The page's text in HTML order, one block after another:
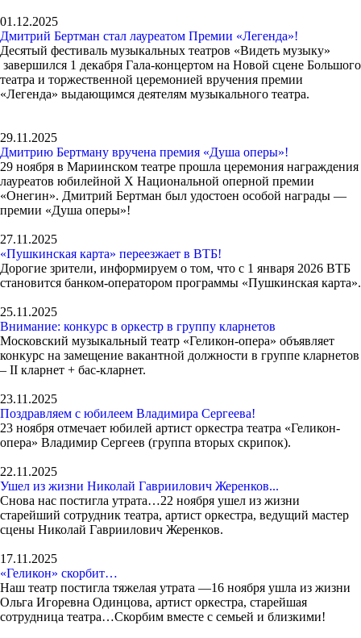
01.12.2025
Дмитрий Бертман стал лауреатом Премии «Легенда»!
Десятый фестиваль музыкальных театров «Видеть музыку»
завершился 1 декабря Гала-концертом на Новой сцене Большого
театра и торжественной церемонией вручения премии
«Легенда» выдающимся деятелям музыкального театра.
29.11.2025
Дмитрию Бертману вручена премия «Душа оперы»!
29 ноября в Мариинском театре прошла церемония награждения
лауреатов юбилейной Х Национальной оперной премии
«Онегин». Дмитрий Бертман был удостоен особой награды —
премии «Душа оперы»!
27.11.2025
«Пушкинская карта» переезжает в ВТБ!
Дорогие зрители, информируем о том, что с 1 января 2026 ВТБ
становится банком-оператором программы «Пушкинская карта».
25.11.2025
Внимание: конкурс в оркестр в группу кларнетов
Московский музыкальный театр «Геликон-опера» объявляет
конкурс на замещение вакантной должности в группе кларнетов
– II кларнет + бас-кларнет.
23.11.2025
Поздравляем с юбилеем Владимира Сергеева!
23 ноября отмечает юбилей артист оркестра театра «Геликон-
опера» Владимир Сергеев (группа вторых скрипок).
22.11.2025
Ушел из жизни Николай Гавриилович Жеренков...
Снова нас постигла утрата…22 ноября ушел из жизни
старейший сотрудник театра, артист оркестра, ведущий мастер
сцены Николай Гавриилович Жеренков.
17.11.2025
«Геликон» скорбит…
Наш театр постигла тяжелая утрата —16 ноября ушла из жизни
Ольга Игоревна Одинцова, артист оркестра, старейшая
сотрудница театра…Скорбим вместе с семьей и близкими!